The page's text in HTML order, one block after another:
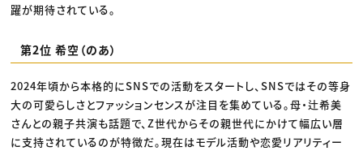
躍が期待されている。
第2位 希空（のあ）
2024年頃から本格的にSNSでの活動をスタートし、SNSではその等身
大の可愛らしさとファッションセンスが注目を集めている。母・辻希美
さんとの親子共演も話題で、Z世代からその親世代にかけて幅広い層
に支持されているのが特徴だ。現在はモデル活動や恋愛リアリティー